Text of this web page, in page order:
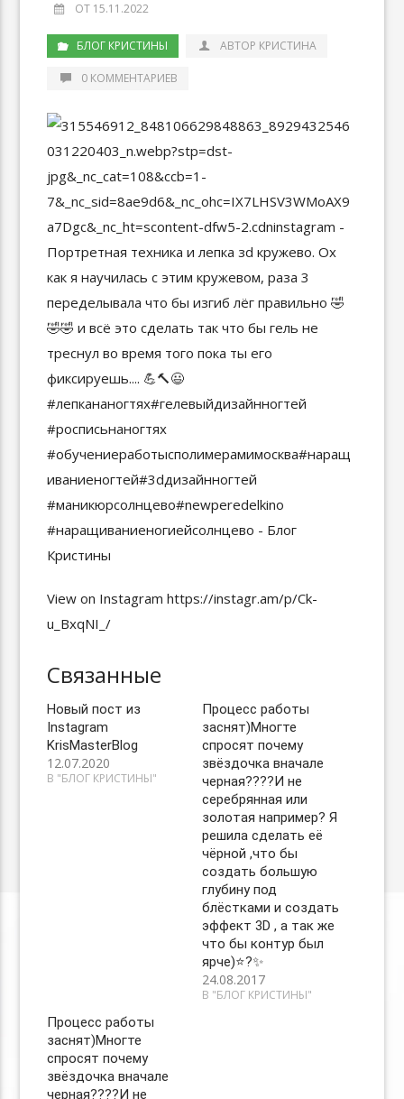
ОТ 15.11.2022
БЛОГ КРИСТИНЫ АВТОР КРИСТИНА
0 КОММЕНТАРИЕВ
View on Instagram https://instagr.am/p/Ck-
u_BxqNI_/
Связанные
Новый пост из
Instagram
KrisMasterBlog
12.07.2020
В "БЛОГ КРИСТИНЫ"
Процесс работы
заснят)Многте
спросят почему
звёздочка вначале
черная????И не
серебрянная или
золотая например? Я
решила сделать её
чёрной ,что бы
создать большую
глубину под
блёстками и создать
эффект 3D , а так же
что бы контур был
ярче)⭐️?✨
24.08.2017
В "БЛОГ КРИСТИНЫ"
Процесс работы
заснят)Многте
спросят почему
звёздочка вначале
черная????И не